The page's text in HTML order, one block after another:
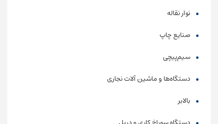
نوار نقاله
صنایع چاپ
سیم‌پیچی
دستگاه‌ها و ماشین آلات نجاری
بالابر